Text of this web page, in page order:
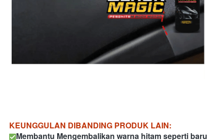
KEUNGGULAN DIBANDING PRODUK LAIN: